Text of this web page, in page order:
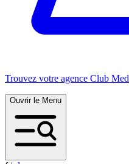
Trouvez votre agence Club Med
Ouvrir le Menu